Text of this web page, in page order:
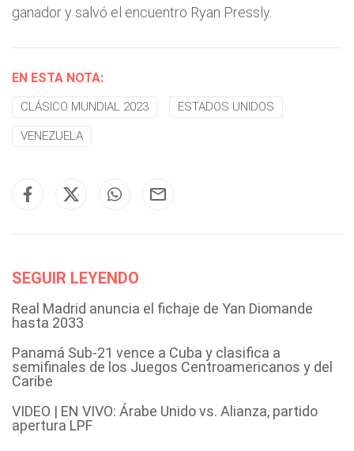
ganador y salvó el encuentro Ryan Pressly.
EN ESTA NOTA:
CLÁSICO MUNDIAL 2023 ESTADOS UNIDOS
VENEZUELA
SEGUIR LEYENDO
Real Madrid anuncia el fichaje de Yan Diomande
hasta 2033
Panamá Sub-21 vence a Cuba y clasifica a
semifinales de los Juegos Centroamericanos y del
Caribe
VIDEO | EN VIVO: Árabe Unido vs. Alianza, partido
apertura LPF